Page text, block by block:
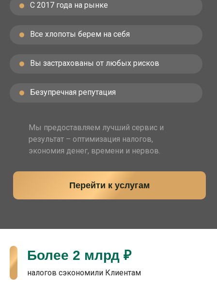
Безупречная репутация
Все хлопоты берем на себя
Вы застрахованы от любых рисков
С 2017 года на рынке
Мы предоставляем лучший сервис и
результат – оптимизация налогов,
экономия денег, времени и нервов.
Перейти к услугам
налогов сэкономили Клиентам
Более 2 млрд ₽